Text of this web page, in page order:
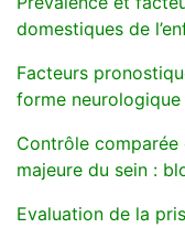
domestiques de
Facteurs
forme
Contrôle
majeure du sein :
Evaluation de la